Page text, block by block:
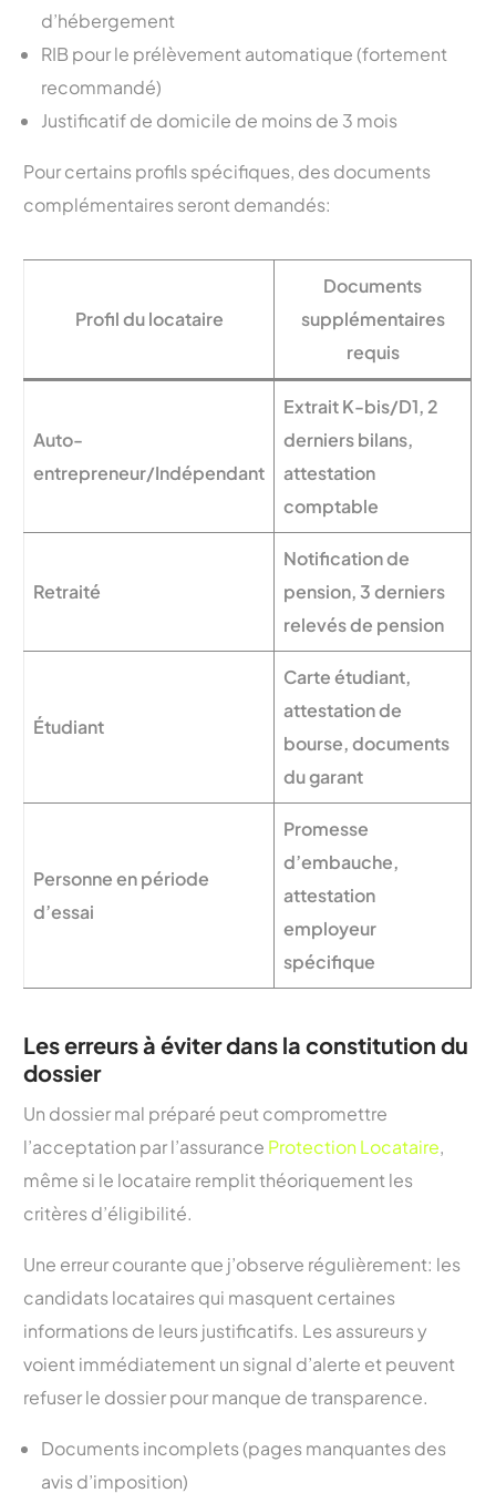
d’hébergement
RIB pour le prélèvement automatique (fortement
recommandé)
Justificatif de domicile de moins de 3 mois
Pour certains profils spécifiques, des documents
complémentaires seront demandés:
Profil du locataire
Documents
supplémentaires
requis
Auto-
entrepreneur/Indépendant
Extrait K-bis/D1, 2
derniers bilans,
attestation
comptable
Retraité
Notification de
pension, 3 derniers
relevés de pension
Étudiant
Carte étudiant,
attestation de
bourse, documents
du garant
Personne en période
d’essai
Promesse
d’embauche,
attestation
employeur
spécifique
Les erreurs à éviter dans la constitution du
dossier
Un dossier mal préparé peut compromettre
l’acceptation par l’assurance Protection Locataire,
même si le locataire remplit théoriquement les
critères d’éligibilité.
Une erreur courante que j’observe régulièrement: les
candidats locataires qui masquent certaines
informations de leurs justificatifs. Les assureurs y
voient immédiatement un signal d’alerte et peuvent
refuser le dossier pour manque de transparence.
Documents incomplets (pages manquantes des
avis d’imposition)